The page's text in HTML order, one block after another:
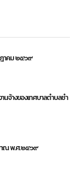
ฎาคม ๒๕๖๙
นจ้างของเทศบาลตำบลชำ
าณ พ.ศ.๒๕๖๙